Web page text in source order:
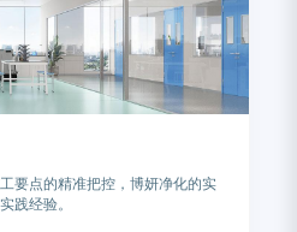
要点的精准把控，博妍净化的实
践经验。